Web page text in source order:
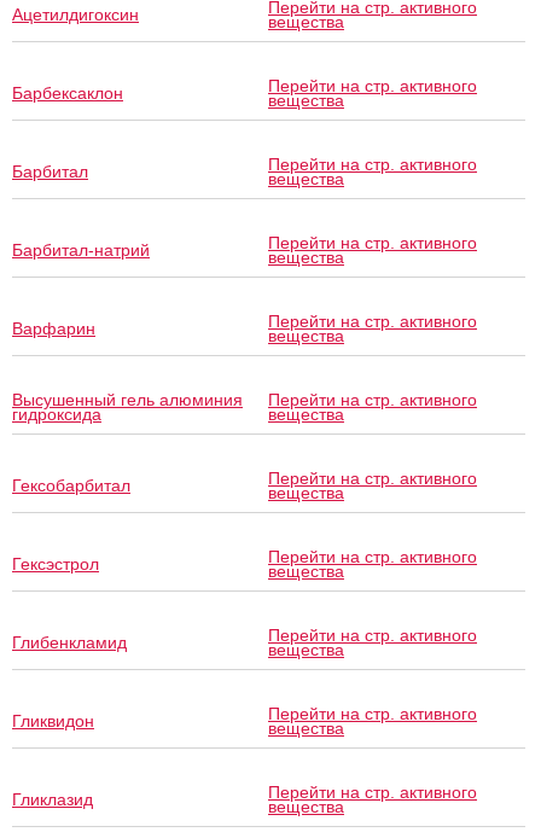
Ацетилдигоксин Перейти на стр. активного
вещества
Барбексаклон Перейти на стр. активного
вещества
Барбитал Перейти на стр. активного
вещества
Барбитал-натрий Перейти на стр. активного
вещества
Варфарин Перейти на стр. активного
вещества
Высушенный гель алюминия
гидроксида
Перейти на стр. активного
вещества
Гексобарбитал Перейти на стр. активного
вещества
Гексэстрол Перейти на стр. активного
вещества
Глибенкламид Перейти на стр. активного
вещества
Гликвидон Перейти на стр. активного
вещества
Гликлазид Перейти на стр. активного
вещества